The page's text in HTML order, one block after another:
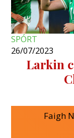
SPÓRT
26/07/2023
Larkin
Faigh